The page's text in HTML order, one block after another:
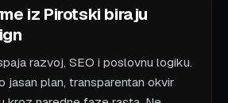
iz Pirotski biraju
razvoj, SEO i poslovnu logiku.
jasan plan, transparentan okvir